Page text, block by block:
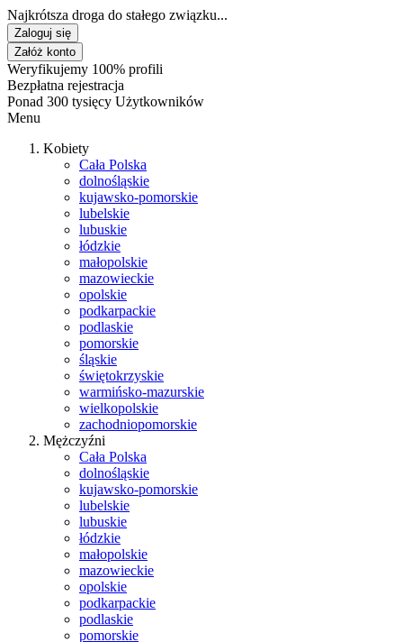
Najkrótsza droga do stałego związku...
Zaloguj się
Załóż konto
Weryfikujemy 100% profili
Bezpłatna rejestracja
Ponad 300 tysięcy Użytkowników
Menu
Kobiety
Cała Polska
dolnośląskie
kujawsko-pomorskie
lubelskie
lubuskie
łódzkie
małopolskie
mazowieckie
opolskie
podkarpackie
podlaskie
pomorskie
śląskie
świętokrzyskie
warmińsko-mazurskie
wielkopolskie
zachodniopomorskie
Mężczyźni
Cała Polska
dolnośląskie
kujawsko-pomorskie
lubelskie
lubuskie
łódzkie
małopolskie
mazowieckie
opolskie
podkarpackie
podlaskie
pomorskie